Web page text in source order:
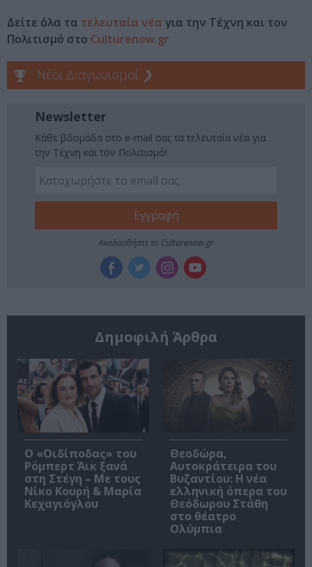
Δείτε όλα τα τελευταία νέα για την Τέχνη και τον
Πολιτισμό στο Culturenow.gr
Νέοι Διαγωνισμοί ❯
Newsletter
Κάθε βδομάδα στο e-mail σας τα τελευταία νέα για
την Τέχνη και τον Πολιτισμό!
Ακολουθήστε το Culturenow.gr
Δημοφιλή Άρθρα
O «Οιδίποδας» του
Ρόμπερτ Άικ ξανά
στη Στέγη – Με τους
Νίκο Κουρή & Μαρία
Κεχαγιόγλου
Θεοδώρα,
Αυτοκράτειρα του
Βυζαντίου: Η νέα
ελληνική όπερα του
Θεόδωρου Στάθη
στο θέατρο
Ολύμπια